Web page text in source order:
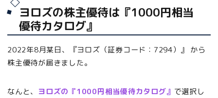
ヨロズの株主優待は『1000円相当
優待カタログ』
2022年8月某日、『ヨロズ（証券コード：7294）』 から
株主優待が届きました。
なんと、 ヨロズの『1000円相当優待カタログ』 で選択し